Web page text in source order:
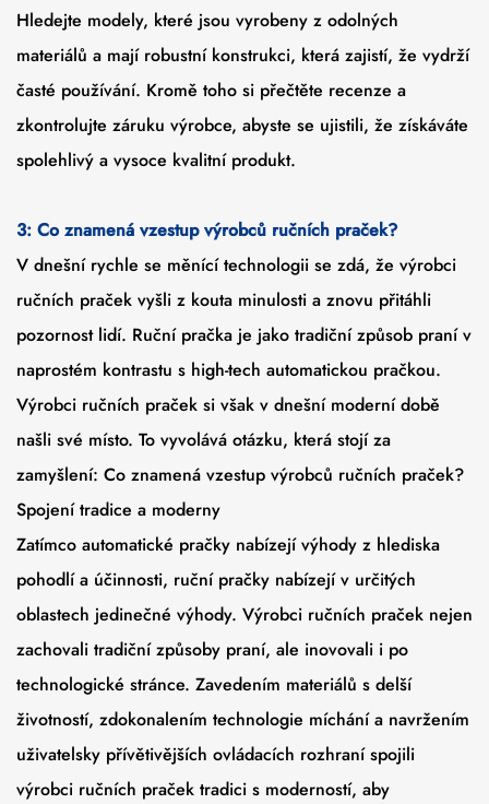
Hledejte modely, které jsou vyrobeny z odolných
materiálů a mají robustní konstrukci, která zajistí, že vydrží
časté používání. Kromě toho si přečtěte recenze a
zkontrolujte záruku výrobce, abyste se ujistili, že získáváte
spolehlivý a vysoce kvalitní produkt.
3: Co znamená vzestup výrobců ručních praček?
V dnešní rychle se měnící technologii se zdá, že výrobci
ručních praček vyšli z kouta minulosti a znovu přitáhli
pozornost lidí. Ruční pračka je jako tradiční způsob praní v
naprostém kontrastu s high-tech automatickou pračkou.
Výrobci ručních praček si však v dnešní moderní době
našli své místo. To vyvolává otázku, která stojí za
zamyšlení: Co znamená vzestup výrobců ručních praček?
Spojení tradice a moderny
Zatímco automatické pračky nabízejí výhody z hlediska
pohodlí a účinnosti, ruční pračky nabízejí v určitých
oblastech jedinečné výhody. Výrobci ručních praček nejen
zachovali tradiční způsoby praní, ale inovovali i po
technologické stránce. Zavedením materiálů s delší
životností, zdokonalením technologie míchání a navržením
uživatelsky přívětivějších ovládacích rozhraní spojili
výrobci ručních praček tradici s moderností, aby